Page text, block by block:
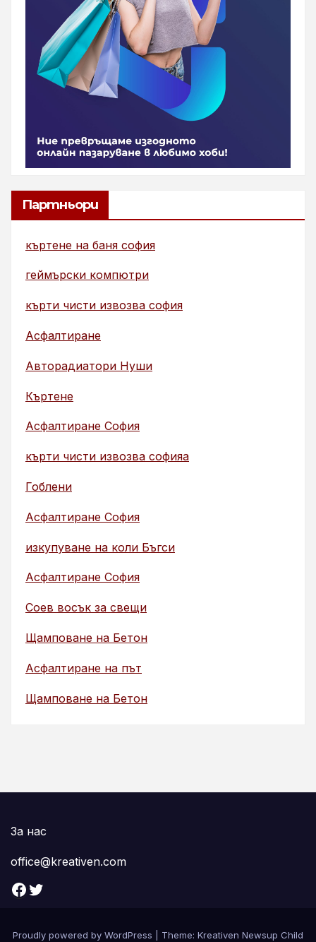
Партньори
къртене на баня софия
геймърски компютри
кърти чисти извозва софия
Асфалтиране
Авторадиатори Нуши
Къртене
Асфалтиране София
кърти чисти извозва софияа
Гоблени
Асфалтиране София
изкупуване на коли Бъгси
Асфалтиране София
Соев восък за свещи
Щамповане на Бетон
Асфалтиране на път
Щамповане на Бетон
За нас
office@kreativen.com
Facebook Twitter
Proudly powered by WordPress Theme: Kreativen Newsup Child